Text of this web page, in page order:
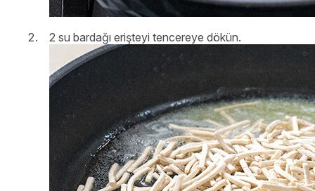
2 su bardağı erişteyi tencereye dökün.